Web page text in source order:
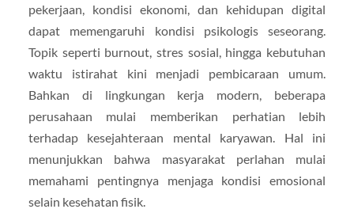
pekerjaan, kondisi ekonomi, dan kehidupan digital
dapat memengaruhi kondisi psikologis seseorang.
Topik seperti burnout, stres sosial, hingga kebutuhan
waktu istirahat kini menjadi pembicaraan umum.
Bahkan di lingkungan kerja modern, beberapa
perusahaan mulai memberikan perhatian lebih
terhadap kesejahteraan mental karyawan. Hal ini
menunjukkan bahwa masyarakat perlahan mulai
memahami pentingnya menjaga kondisi emosional
selain kesehatan fisik.